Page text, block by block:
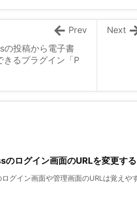
Next
の投稿から電子書
きるプラグイン「P
Prev
のログイン画面のURLを変更する
グイン画面や管理画面のURLは覚えや